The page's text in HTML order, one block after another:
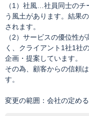
（1）社風…社員同士の
う風土があります。結果
されます。
（2）サービスの優位性
く、クライアント1社1社
企画・提案しています。
その為、顧客からの信頼
す。
変更の範囲：会社の定め